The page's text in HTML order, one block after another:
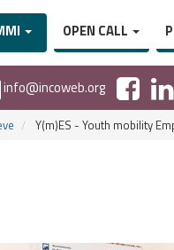
OPEN CALL
info@incoweb.org
Y(m)ES - Youth mobility